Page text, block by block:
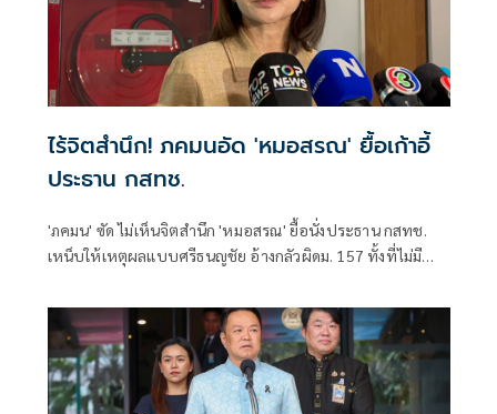
ไร้จิตสำนึก! ภคมนอัด 'หมอสรณ' ยื้อเก้าอี้
ประธาน กสทช.
'ภคมน' ซัด ไม่เห็นจิตสำนึก 'หมอสรณ' ยื้อนั่งประธาน กสทช.
เหน็บให้เหตุผลแบบศรีธนญชัย อ้างกลัวผิดม. 157 ทั้งที่ไม่มี
ตำแหน่งได้แล้ว